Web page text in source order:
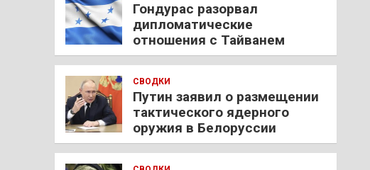
Гондурас разорвал
дипломатические
отношения с Тайванем
СВОДКИ
Путин заявил о размещении
тактического ядерного
оружия в Белоруссии